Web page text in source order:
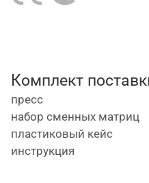
изготовлены из
хромированное
в комплекте 12
50, 70, 95, 120, 150,
Комплект
пресс
набор сменных матриц
пластиковый кейс
инструкция